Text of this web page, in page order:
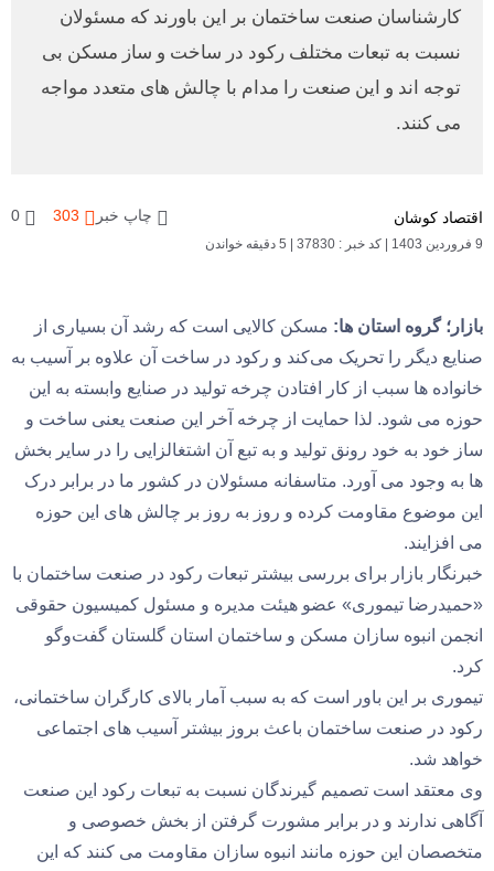
کارشناسان صنعت ساختمان بر این باورند که مسئولان
نسبت به تبعات مختلف رکود در ساخت و ساز مسکن بی
توجه اند و این صنعت را مدام با چالش های متعدد مواجه
می کنند.
اقتصاد کوشان
9 فروردین 1403 | کد خبر : 37830 | 5 دقیقه خواندن
چاپ خبر 303
0
بازار؛ گروه استان ها: مسکن کالایی است که رشد آن بسیاری از
صنایع دیگر را تحریک می‌کند و رکود در ساخت آن علاوه بر آسیب به
خانواده ها سبب از کار افتادن چرخه تولید در صنایع وابسته به این
حوزه می شود. لذا حمایت از چرخه آخر این صنعت یعنی ساخت و
ساز خود به خود رونق تولید و به تبع آن‌ اشتغالزایی‌ را در سایر بخش
ها به وجود می آورد. متاسفانه مسئولان در کشور ما در برابر درک
این موضوع مقاومت کرده و روز به روز بر چالش های این حوزه
می افزایند.
خبرنگار بازار برای بررسی بیشتر تبعات رکود در صنعت ساختمان با
«حمیدرضا تیموری» عضو هیئت مدیره و مسئول‌ کمیسیون‌ حقوقی‌
انجمن انبوه سازان مسکن و ساختمان استان گلستان گفت‌وگو
کرد.
تیموری بر این باور است که به سبب آمار بالای کارگران ساختمانی،
رکود در صنعت ساختمان‌ باعث بروز بیشتر آسیب های اجتماعی
خواهد شد.
وی معتقد است تصمیم گیرندگان نسبت به تبعات رکود این صنعت
آگاهی ندارند و در برابر مشورت گرفتن از بخش خصوصی و
متخصصان این حوزه مانند انبوه سازان‌ مقاومت می کنند که این